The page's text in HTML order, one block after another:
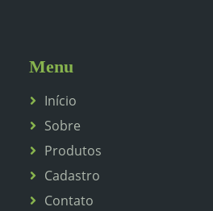
Menu
Início
Sobre
Produtos
Cadastro
Contato